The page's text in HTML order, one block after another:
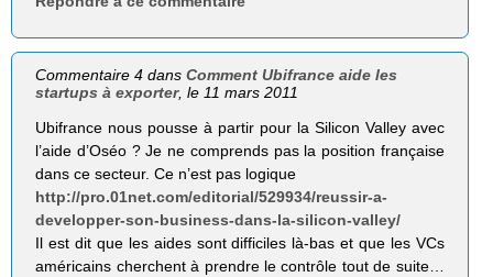
Commentaire 4 dansComment Ubifrance aide les
startups à exporter, le 11 mars 2011
Ubifrance nous pousse à partir pour la Silicon Valley avec
l’aide d’Oséo ? Je ne comprends pas la position française
dans ce secteur. Ce n’est pas logique
http://pro.01net.com/editorial/529934/reussir-a-
developper-son-business-dans-la-silicon-valley/
Il est dit que les aides sont difficiles là-bas et que les VCs
américains cherchent à prendre le contrôle tout de suite…